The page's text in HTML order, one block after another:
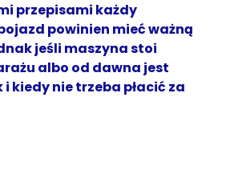
przepisami każdy
powinien mieć ważną
jeśli maszyna stoi
albo od dawna jest
kiedy nie trzeba płacić za